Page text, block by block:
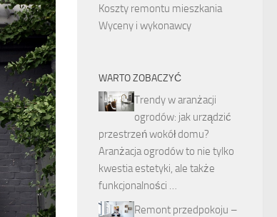
Koszty remontu mieszkania
Wyceny i wykonawcy
WARTO ZOBACZYĆ
Trendy w aranżacji
ogrodów: jak urządzić
przestrzeń wokół domu?
Aranżacja ogrodów to nie tylko
kwestia estetyki, ale także
funkcjonalności …
Remont przedpokoju –